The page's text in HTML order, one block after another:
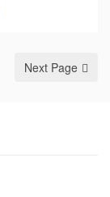
Next Page